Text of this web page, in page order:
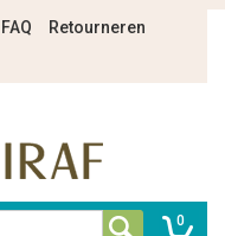
FAQ
Retourneren
0